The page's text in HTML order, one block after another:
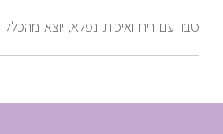
סבון עם ריח ואיכות נפלא, יוצא